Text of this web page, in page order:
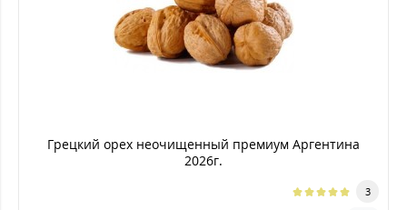
Грецкий орех неочищенный премиум Аргентина
2026г.
3